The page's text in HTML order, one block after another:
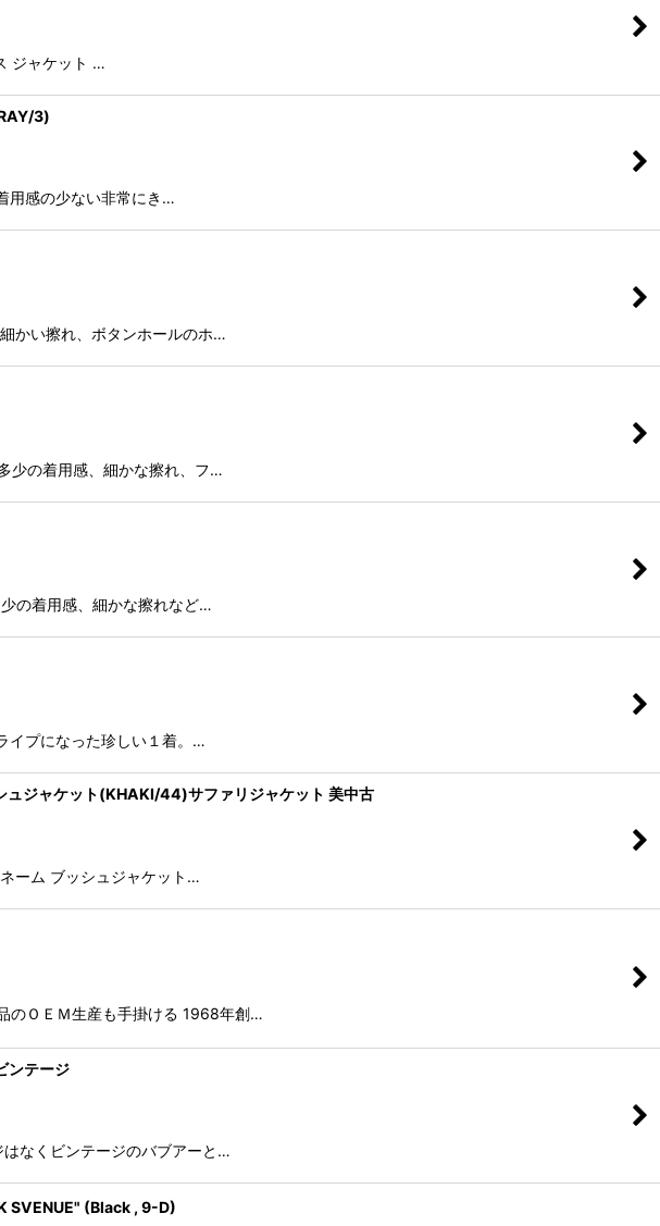
ジャケット …
3)
用感の少ない非常にき…
かい擦れ、ボタンホールのホ…
少の着用感、細かな擦れ、フ…
の着用感、細かな擦れなど…
イプになった珍しい１着。…
ジャケット(KHAKI/44)サファリジャケット 美中古
ーム ブッシュジャケット…
のＯＥＭ生産も手掛ける 1968年創…
ンテージ
はなくビンテージのバブアーと…
SVENUE" (Black , 9-D)